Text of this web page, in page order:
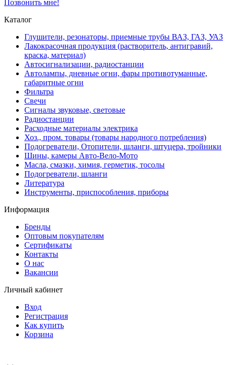
Позвонить мне!
Каталог
Глушители, резонаторы, приемные трубы ВАЗ, ГАЗ, УАЗ
Лакокрасочная продукция (растворитель, антигравий,
краска, материал)
Автосигнализации, радиостанции
Автолампы, дневные огни, фары противотуманные,
габаритные огни
Фильтра
Свечи
Сигналы звуковые, световые
Радиостанции
Расходные материалы электрика
Хоз., пром. товары (товары народного потребления)
Подогреватели, Отопители, шланги, штуцера, тройники
Шины, камеры Авто-Вело-Мото
Масла, смазки, химия, герметик, тосолы
Подогреватели, шланги
Литература
Инструменты, приспособления, приборы
Информация
Бренды
Оптовым покупателям
Сертификаты
Контакты
О нас
Вакансии
Личный кабинет
Вход
Регистрация
Как купить
Корзина